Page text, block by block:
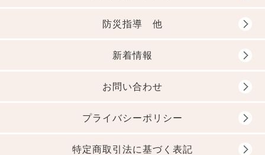
防災指導 他
新着情報
お問い合わせ
プライバシーポリシー
特定商取引法に基づく表記